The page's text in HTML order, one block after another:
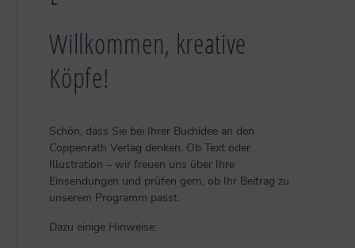
Willkommen, kreative
Köpfe!
Schön, dass Sie bei Ihrer Buchidee an den
Coppenrath Verlag denken. Ob Text oder
Illustration – wir freuen uns über Ihre
Einsendungen und prüfen gern, ob Ihr Beitrag zu
unserem Programm passt.
Dazu einige Hinweise: